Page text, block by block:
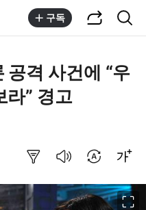
구독
공격 사건에 “우
라” 경고